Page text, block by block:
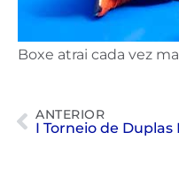
Boxe atrai cada vez
ANTERIOR
I Torneio de Duplas